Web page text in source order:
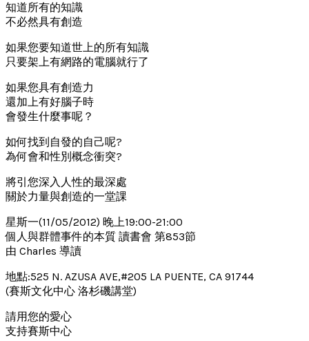
知道所有的知識
不必然具有創造
如果您要知道世上的所有知識
只要架上有網路的電腦就行了
如果您具有創造力
還加上有好腦子時
會發生什麼事呢？
如何找到自發的自己呢?
為何會和性別概念衝突?
將引您深入人性的最深處
關於力量與創造的一堂課
星斯一(11/05/2012) 晚上19:00-21:00
個人與群體事件的本質 讀書會 第853節
由 Charles 導讀
地點:525 N. AZUSA AVE,#205 LA PUENTE, CA 91744
(賽斯文化中心 洛杉磯講堂)
請用您的愛心
支持賽斯中心